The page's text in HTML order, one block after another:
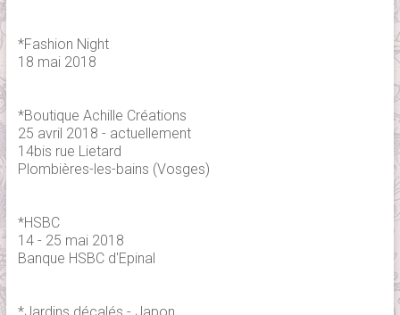
*Fashion Night
18 mai 2018
*Boutique Achille Créations
25 avril 2018 - actuellement
14bis rue Lietard
Plombières-les-bains (Vosges)
*HSBC
14 - 25 mai 2018
Banque HSBC d'Epinal